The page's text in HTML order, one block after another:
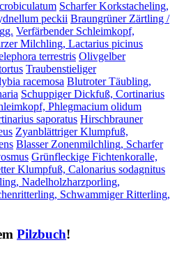
Scharfer Korkstacheling,
peckii Braungrüner Zärtling /
Verfärbender Schleimkopf,
Milchling, Lactarius picinus
terrestris Olivgelber
Traubenstieliger
racemosa Blutroter Täubling,
Schuppiger Dickfuß, Cortinarius
Phlegmacium olidum
saporatus Hirschbrauner
Zyanblättriger Klumpfuß,
Blasser Zonenmilchling, Scharfer
Grünfleckige Fichtenkoralle,
Klumpfuß, Calonarius sodagnitus
Nadelholzharzporling,
Schwammiger Ritterling,
Pilzbuch!